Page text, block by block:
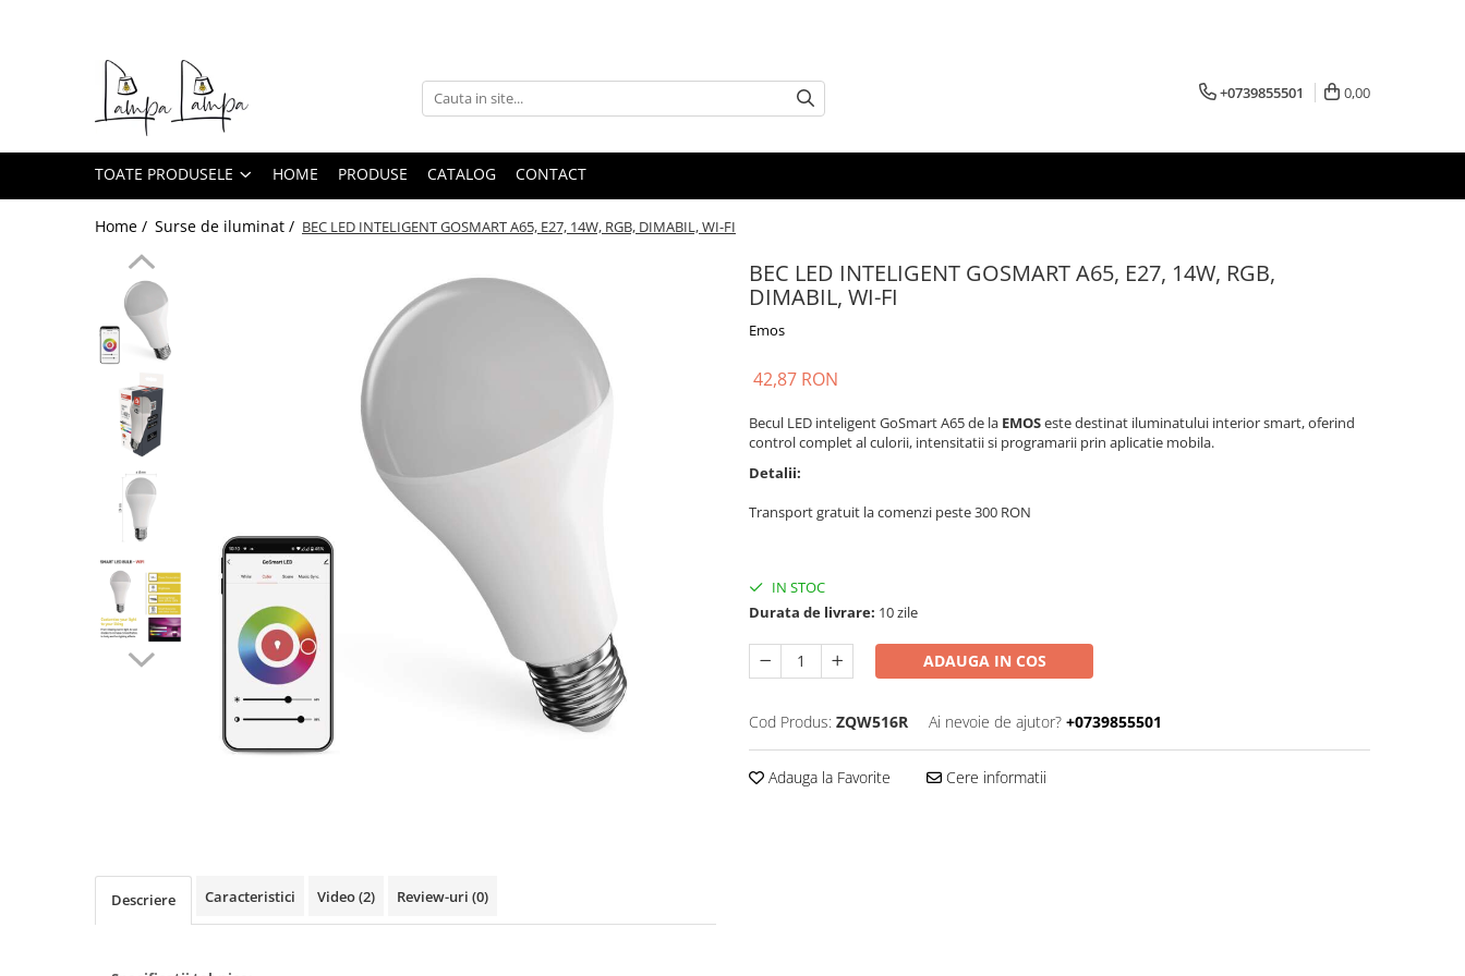
Toate Produsele
Corpuri de iluminat exterior
Iluminat stradal
Lampi de birou
Sine magnetice
Corpuri de iluminat pentru baie
Lampi de perete
Corpuri de iluminat tehnice
Corpuri de iluminat industriale cu
Materiale electrice
+0739855501 0,00
TOATE PRODUSELE HOME PRODUSE CATALOG CONTACT
Home / Surse de iluminat / BEC LED INTELIGENT GOSMART A65, E27, 14W, RGB, DIMABIL, WI-FI
BEC LED INTELIGENT GOSMART A65, E27, 14W, RGB,
DIMABIL, WI-FI
Emos
42,87 RON
Becul LED inteligent GoSmart A65 de la EMOSeste destinat iluminatului interior smart, oferind
control complet al culorii, intensitatii si programarii prin aplicatie mobila.
Detalii:
Transport gratuit la comenzi peste 300 RON
IN STOC
Durata de livrare: 10 zile
ADAUGA IN COS
Cod Produs: ZQW516R Ai nevoie de ajutor? +0739855501
Adauga la Favorite Cere informatii
Descriere Caracteristici Video(2) Review-uri (0)